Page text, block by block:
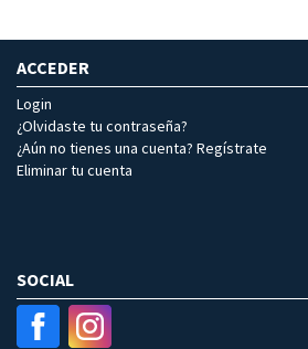
ACCEDER
Login
¿Olvidaste tu contraseña?
¿Aún no tienes una cuenta? Regístrate
Eliminar tu cuenta
SOCIAL